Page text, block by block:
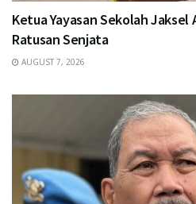
Ketua Yayasan Sekolah
Ratusan Senjata
AUGUST 7, 2026